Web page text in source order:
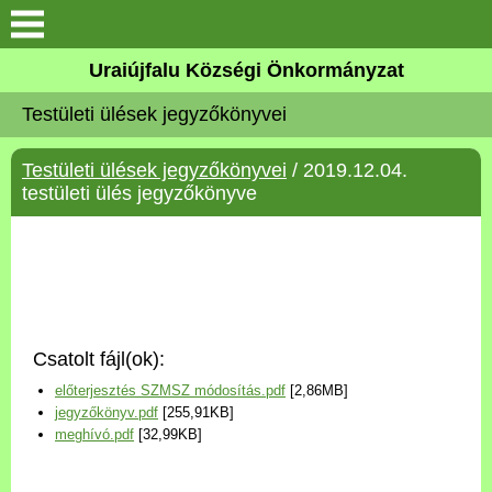
Köszöntő
Elérhetőségek
Uraiújfalu
Választási információk
Versenyképes Járások
Uraiújfalu Községi Önkormányzat
Testületi ülések jegyzőkönyvei
Testületi ülések jegyzőkönyvei / 2019.12.04.
testületi ülés jegyzőkönyve
Csatolt fájl(ok):
előterjesztés SZMSZ módosítás.pdf [2,86MB]
jegyzőkönyv.pdf [255,91KB]
meghívó.pdf [32,99KB]